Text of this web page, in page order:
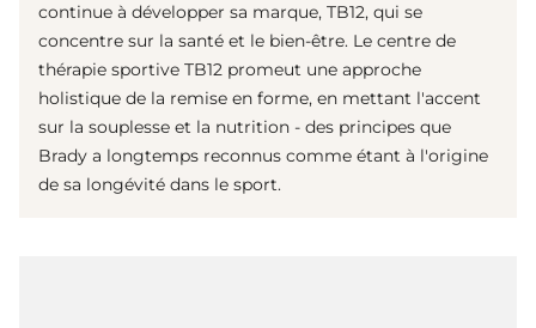
continue à développer sa marque, TB12, qui se
concentre sur la santé et le bien-être. Le centre de
thérapie sportive TB12 promeut une approche
holistique de la remise en forme, en mettant l'accent
sur la souplesse et la nutrition - des principes que
Brady a longtemps reconnus comme étant à l'origine
de sa longévité dans le sport.